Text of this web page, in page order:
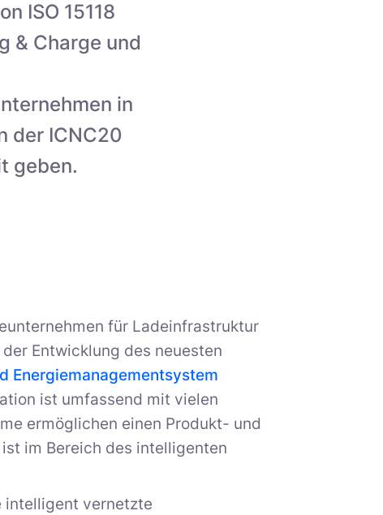
ISO 15118
& Charge und
in
der ICNC20
geben.
für Ladeinfrastruktur
Entwicklung des neuesten
Energiemanagementsystem
ist umfassend mit vielen
ermöglichen einen Produkt- und
im Bereich des intelligenten
intelligent vernetzte